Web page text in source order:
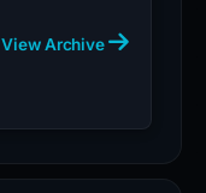
View Archive